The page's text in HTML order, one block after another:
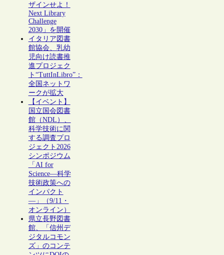
ザインせよ！
Next Library
Challenge
2030」を開催
イタリア図書
館協会、乳幼
児向け読書推
進プロジェク
ト“TuttInLibro”：
全国ネットワ
ークが拡大
【イベント】
国立国会図書
館（NDL）、
科学技術に関
する調査プロ
ジェクト2026
シンポジウム
「AI for
Science―科学
技術政策への
インパクト
―」（9/11・
オンライン）
県立長野図書
館、「信州デ
ジタルコモン
ズ」のコンテ